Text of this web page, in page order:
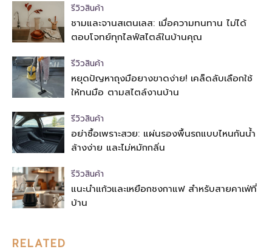
รีวิวสินค้า
ชามและจานสเตนเลส: เมื่อความทนทาน ไม่ได้
ตอบโจทย์ทุกไลฟ์สไตล์ในบ้านคุณ
รีวิวสินค้า
หยุดปัญหาถุงมือยางขาดง่าย! เคล็ดลับเลือกใช้
ให้ทนมือ ตามสไตล์งานบ้าน
รีวิวสินค้า
อย่าซื้อเพราะสวย: แผ่นรองพื้นรถแบบไหนกันน้ำ
ล้างง่าย และไม่หมักกลิ่น
รีวิวสินค้า
แนะนำแก้วและเหยือกชงกาแฟ สำหรับสายคาเฟ่ที่
บ้าน
RELATED